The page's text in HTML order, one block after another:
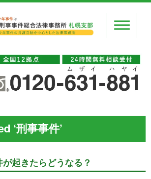
‘刑事事件’
起きたらどうなる？